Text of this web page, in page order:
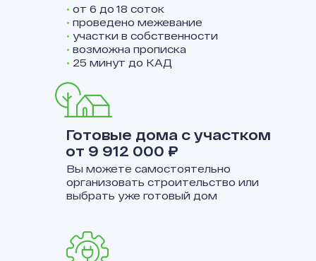
• от 6 до 18 соток
• проведено межевание
• участки в собственности
• возможна прописка
• 25 минут до КАД
Готовые дома с участком
от 9 912 000 ₽
Вы можете самостоятельно
организовать строительство или
выбрать уже готовый дом